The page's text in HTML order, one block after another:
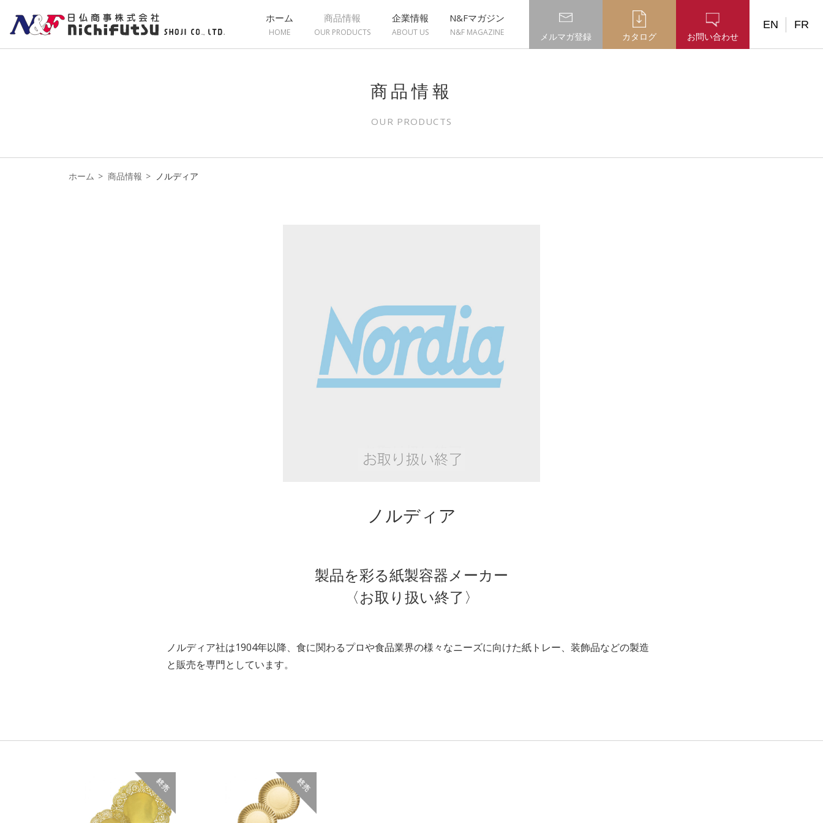
ホーム
HOME
商品情報
OUR PRODUCTS
企業情報
ABOUT US
N&Fマガジン
N&F MAGAZINE メルマガ登録 カタログ お問い合わせ
EN FR
商品情報
OUR PRODUCTS
ホーム 商品情報 ノルディア
ノルディア
製品を彩る紙製容器メーカー
〈お取り扱い終了〉
ノルディア社は1904年以降、食に関わるプロや食品業界の様々なニーズに向けた紙トレー、装飾品などの製造
と販売を専門としています。